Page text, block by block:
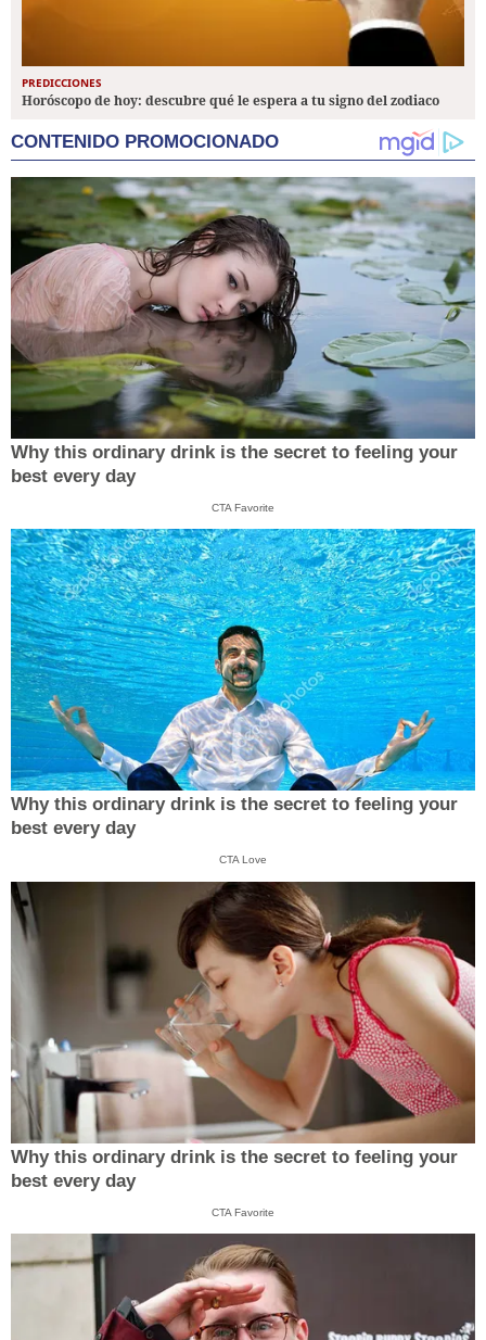
PREDICCIONES
Horóscopo de hoy: descubre qué le espera a tu signo del zodiaco
CONTENIDO PROMOCIONADO
Why this ordinary drink is the secret to feeling your
best every day
CTA Favorite
Why this ordinary drink is the secret to feeling your
best every day
CTA Love
Why this ordinary drink is the secret to feeling your
best every day
CTA Favorite